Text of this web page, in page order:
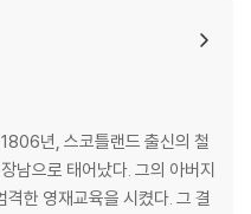
년, 스코틀랜드 출신의 철
남으로 태어났다. 그의 아버지
한 영재교육을 시켰다. 그 결